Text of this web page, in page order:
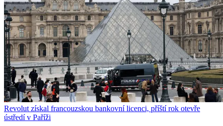
Revolut získal francouzskou bankovní licenci, příští rok otevře
ústředí v Paříži